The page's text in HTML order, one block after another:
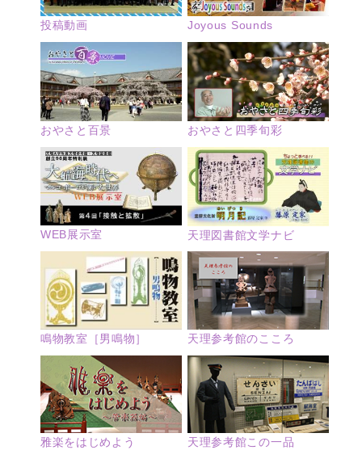
投稿動画 Joyous Sounds
おやさと百景 おやさと四季旬彩
WEB展示室 天理図書館文学ナビ
鳴物教室［男鳴物］ 天理参考館のこころ
雅楽をはじめよう 天理参考館この一品